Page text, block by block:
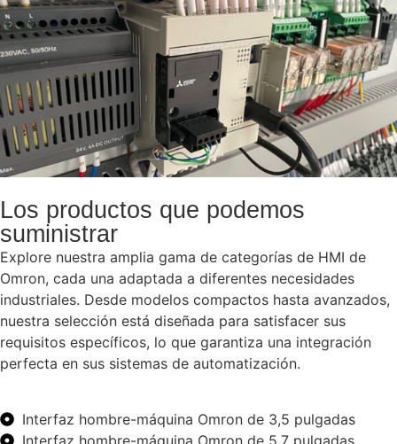
Los productos que podemos
suministrar
Explore nuestra amplia gama de categorías de HMI de
Omron, cada una adaptada a diferentes necesidades
industriales. Desde modelos compactos hasta avanzados,
nuestra selección está diseñada para satisfacer sus
requisitos específicos, lo que garantiza una integración
perfecta en sus sistemas de automatización.
Interfaz hombre-máquina Omron de 3,5 pulgadas
Interfaz hombre-máquina Omron de 5,7 pulgadas